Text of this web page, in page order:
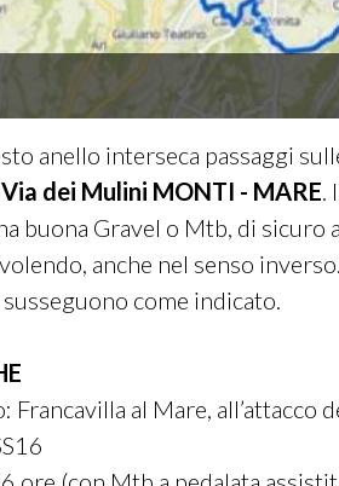
anello interseca passaggi
dei Mulini MONTI - MARE
buona Gravel o Mtb, di sicuro
anche nel senso
come indicato.
al Mare, all’attacco